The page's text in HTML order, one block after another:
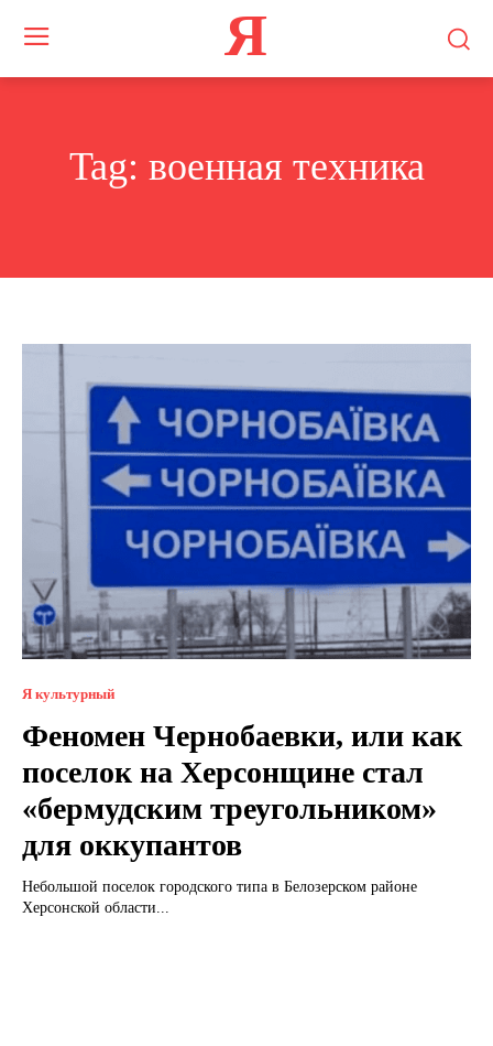
Я
Tag: военная техника
Я культурный
Феномен Чернобаевки, или как
поселок на Херсонщине стал
«бермудским треугольником»
для оккупантов
Небольшой поселок городского типа в Белозерском районе
Херсонской области...